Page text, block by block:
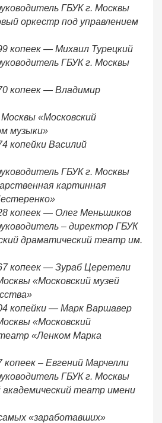
ГБУК г. Москвы
оркестр под управлением
копеек — Михаил Турецкий
ГБУК г. Москвы
копеек — Владимир
«Московский
музыки»
копейки Василий
ГБУК г. Москвы
картинная
копеек — Олег Меньшиков
– директор ГБУК
драматический театр им.
копеек — Зураб Церетели
«Московский музей
копейки — Марк Варшавер
«Московский
«Ленком Марка
копеек – Евгений Марчелли
ГБУК г. Москвы
академический театр имени
«заработавших»